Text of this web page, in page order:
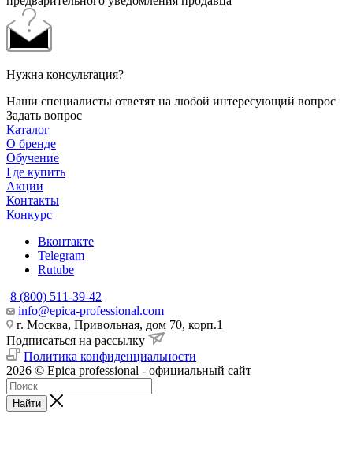
Нужна консультация?
Наши специалисты ответят на любой интересующий вопрос
Задать вопрос
Каталог
О бренде
Обучение
Где купить
Акции
Контакты
Конкурс
Вконтакте
Telegram
Rutube
8 (800) 511-39-42
info@epica-professional.com
г. Москва, Привольная, дом 70, корп.1
Подписаться на рассылку
Политика конфиденциальности
2026 © Epica professional - официальный сайт
Найти